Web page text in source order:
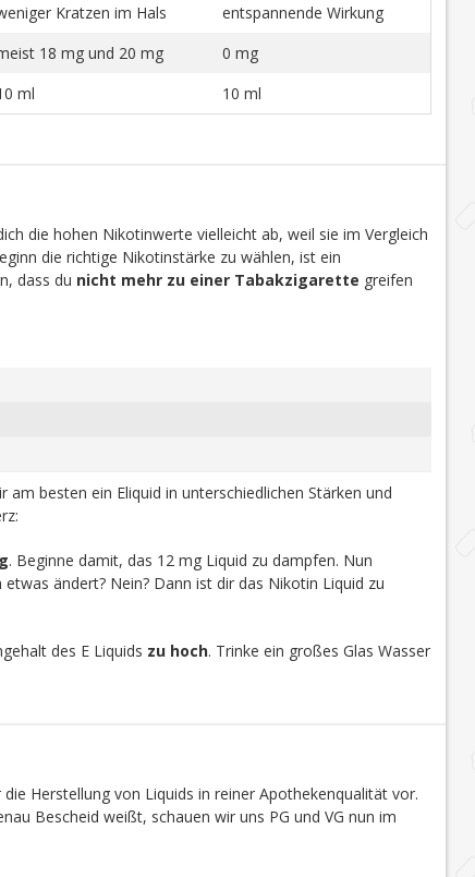
Kratzen im Hals
entspannende Wirkung
18 mg und 20 mg
0 mg
ml 10 ml
die hohen Nikotinwerte vielleicht ab, weil sie im Vergleich
die richtige Nikotinstärke zu wählen, ist ein
dass du nicht mehr zu einer Tabakzigarette greifen
am besten ein Eliquid in unterschiedlichen Stärken und
. Beginne damit, das 12 mg Liquid zu dampfen. Nun
ändert? Nein? Dann ist dir das Nikotin Liquid zu
des E Liquids zu hoch. Trinke ein großes Glas Wasser
Herstellung von Liquids in reiner Apothekenqualität vor.
Bescheid weißt, schauen wir uns PG und VG nun im